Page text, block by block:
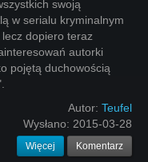
swoją
w serialu kryminalnym
dopiero teraz
autorki
pojętą duchowością
Autor: Teufel
Wysłano: 2015-03-28
Więcej Komentarz